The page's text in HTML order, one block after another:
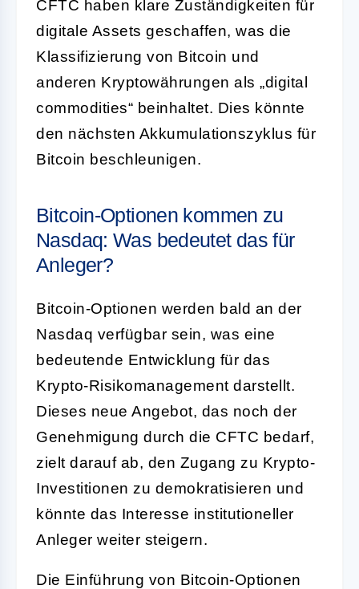
CFTC haben klare Zuständigkeiten für
digitale Assets geschaffen, was die
Klassifizierung von Bitcoin und
anderen Kryptowährungen als „digital
commodities“ beinhaltet. Dies könnte
den nächsten Akkumulationszyklus für
Bitcoin beschleunigen.
Bitcoin-Optionen kommen zu
Nasdaq: Was bedeutet das für
Anleger?
Bitcoin-Optionen werden bald an der
Nasdaq verfügbar sein, was eine
bedeutende Entwicklung für das
Krypto-Risikomanagement darstellt.
Dieses neue Angebot, das noch der
Genehmigung durch die CFTC bedarf,
zielt darauf ab, den Zugang zu Krypto-
Investitionen zu demokratisieren und
könnte das Interesse institutioneller
Anleger weiter steigern.
Die Einführung von Bitcoin-Optionen